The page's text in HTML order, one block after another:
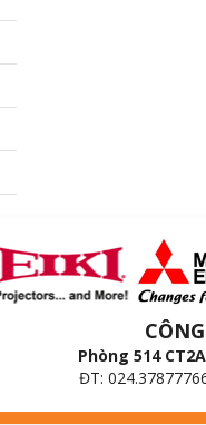
Phòng 514
ĐT: